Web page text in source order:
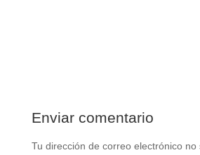
Enviar comentario
Tu dirección de correo electrónico no